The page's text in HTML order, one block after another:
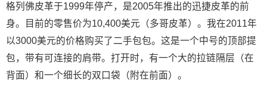
格列佛皮革于1999年停产，是2005年推出的迅捷皮革的前
身。目前的零售价为10,400美元（多哥皮革）。我在2011年
以3000美元的价格购买了二手包包。这是一个中号的顶部提
包，带有可连接的肩带。打开时，有一个大的拉链隔层（在
背面）和一个细长的双口袋（附在前面）。